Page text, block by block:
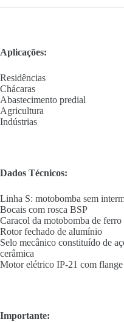
Aplicações:
Residências
Chácaras
Abastecimento predial
Agricultura
Indústrias
Dados Técnicos:
Linha S: motobomba sem
Bocais com rosca BSP
Caracol da motobomba de
Rotor fechado de alumínio
Selo mecânico constituído de
cerâmica
Motor elétrico IP-21 com
Importante: